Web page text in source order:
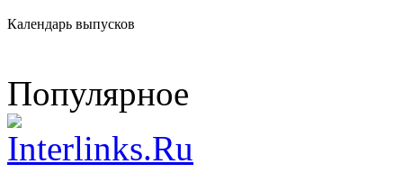
Календарь выпусков
Популярное